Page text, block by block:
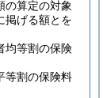
の算定の対象
掲げる額とを
均等割の保険
等割の保険料